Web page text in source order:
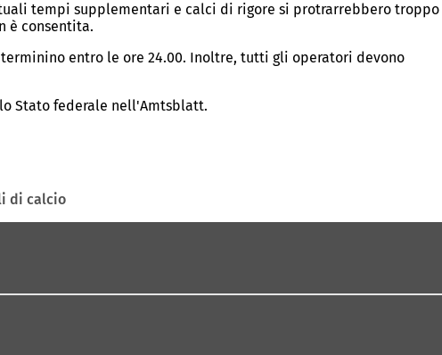
tempi supplementari e calci di rigore si protrarrebbero troppo
è consentita.
entro le ore 24.00. Inoltre, tutti gli operatori devono
Stato federale nell'Amtsblatt.
di calcio